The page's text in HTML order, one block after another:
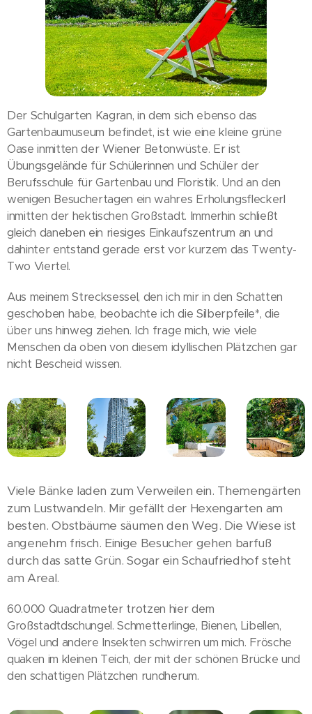
Der Schulgarten Kagran, in dem sich ebenso das
Gartenbaumuseum befindet, ist wie eine kleine grüne
Oase inmitten der Wiener Betonwüste. Er ist
Übungsgelände für Schülerinnen und Schüler der
Berufsschule für Gartenbau und Floristik. Und an den
wenigen Besuchertagen ein wahres Erholungsfleckerl
inmitten der hektischen Großstadt. Immerhin schließt
gleich daneben ein riesiges Einkaufszentrum an und
dahinter entstand gerade erst vor kurzem das Twenty-
Two Viertel.
Aus meinem Strecksessel, den ich mir in den Schatten
geschoben habe, beobachte ich die Silberpfeile*, die
über uns hinweg ziehen. Ich frage mich, wie viele
Menschen da oben von diesem idyllischen Plätzchen gar
nicht Bescheid wissen.
Viele Bänke laden zum Verweilen ein. Themengärten
zum Lustwandeln. Mir gefällt der Hexengarten am
besten. Obstbäume säumen den Weg. Die Wiese ist
angenehm frisch. Einige Besucher gehen barfuß
durch das satte Grün. Sogar ein Schaufriedhof steht
am Areal.
60.000 Quadratmeter trotzen hier dem
Großstadtdschungel. Schmetterlinge, Bienen, Libellen,
Vögel und andere Insekten schwirren um mich. Frösche
quaken im kleinen Teich, der mit der schönen Brücke und
den schattigen Plätzchen rundherum.